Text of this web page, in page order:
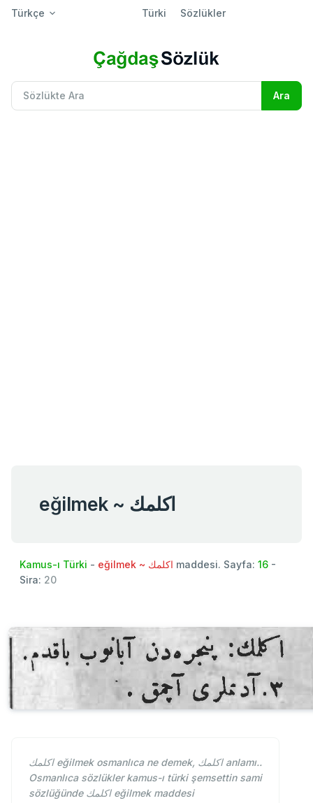
Türkçe Türki Sözlükler
eğilmek ~ اكلمك
Kamus-ı Türki - eğilmek ~ اكلمك maddesi. Sayfa: 16 -
Sira: 20
اكلمك eğilmek osmanlıca ne demek, اكلمك anlamı..
Osmanlıca sözlükler kamus-ı türki şemsettin sami
sözlüğünde اكلمك eğilmek maddesi